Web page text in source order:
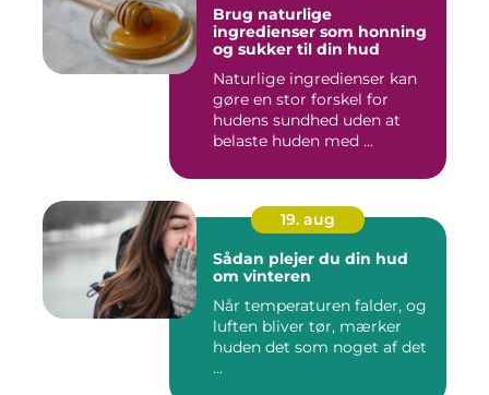
Brug naturlige
ingredienser som honning
og sukker til din hud
Naturlige ingredienser kan
gøre en stor forskel for
hudens sundhed uden at
belaste huden med ...
19. aug
Sådan plejer du din hud
om vinteren
Når temperaturen falder, og
luften bliver tør, mærker
huden det som noget af det
...